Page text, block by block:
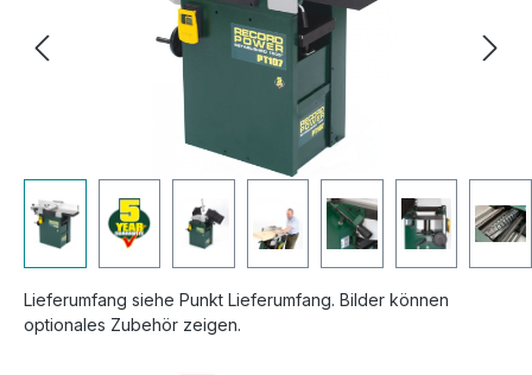
Lieferumfang siehe Punkt Lieferumfang. Bilder können
optionales Zubehör zeigen.